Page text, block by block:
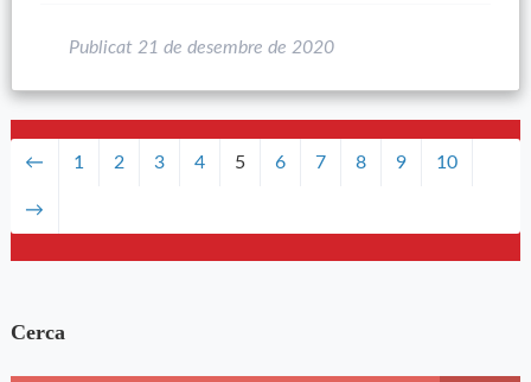
Publicat 21 de desembre de 2020
← 1 2 3 4 5 6 7 8 9 10
→
Cerca